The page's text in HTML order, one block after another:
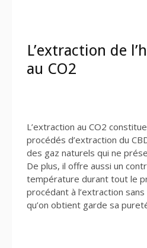
L’extraction de
au CO2
L’extraction au CO2
procédés d’extraction du
des gaz naturels qui ne
De plus, il offre aussi un
température durant tout le
procédant à l’extraction
qu’on obtient garde sa